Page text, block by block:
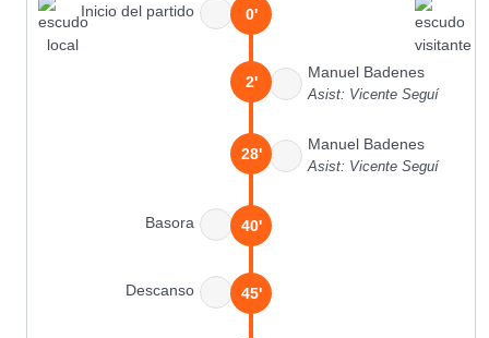
Inicio del partido 0'
Manuel Badenes
Asist: Vicente Seguí
2'
Manuel Badenes
Asist: Vicente Seguí
28'
Basora 40'
Descanso 45'